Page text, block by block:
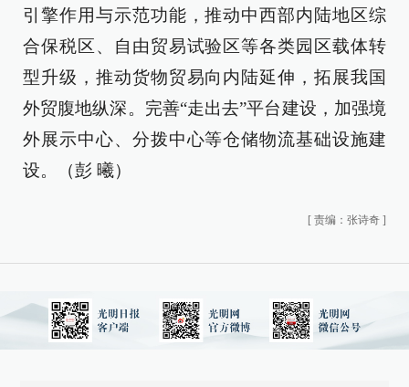
引擎作用与示范功能，推动中西部内陆地区综
合保税区、自由贸易试验区等各类园区载体转
型升级，推动货物贸易向内陆延伸，拓展我国
外贸腹地纵深。完善“走出去”平台建设，加强境
外展示中心、分拨中心等仓储物流基础设施建
设。（彭 曦）
[ 责编：张诗奇 ]